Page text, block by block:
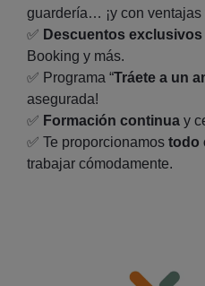
guardería… ¡y con ventajas
✅ Descuentos exclusivos
Booking y más.
✅ Programa “Tráete a un
asegurada!
✅ Formación continua y
✅ Te proporcionamos todo
trabajar cómodamente.